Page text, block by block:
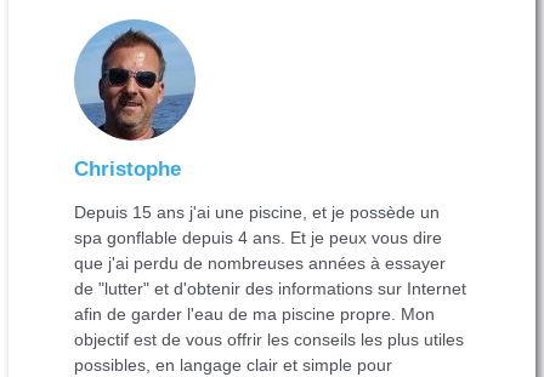
Christophe
Depuis 15 ans j'ai une piscine, et je possède un
spa gonflable depuis 4 ans. Et je peux vous dire
que j'ai perdu de nombreuses années à essayer
de "lutter" et d'obtenir des informations sur Internet
afin de garder l'eau de ma piscine propre. Mon
objectif est de vous offrir les conseils les plus utiles
possibles, en langage clair et simple pour